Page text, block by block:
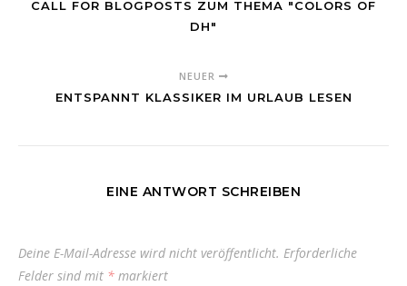
CALL FOR BLOGPOSTS ZUM THEMA "COLORS OF
DH"
NEUER
ENTSPANNT KLASSIKER IM URLAUB LESEN
EINE ANTWORT SCHREIBEN
Deine E-Mail-Adresse wird nicht veröffentlicht. Erforderliche
Felder sind mit * markiert